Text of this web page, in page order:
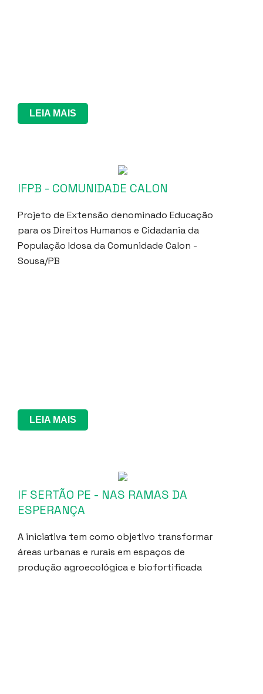
LEIA MAIS
IFPB - COMUNIDADE CALON
Projeto de Extensão denominado Educação
para os Direitos Humanos e Cidadania da
População Idosa da Comunidade Calon -
Sousa/PB
LEIA MAIS
IF SERTÃO PE - NAS RAMAS DA
ESPERANÇA
A iniciativa tem como objetivo transformar
áreas urbanas e rurais em espaços de
produção agroecológica e biofortificada